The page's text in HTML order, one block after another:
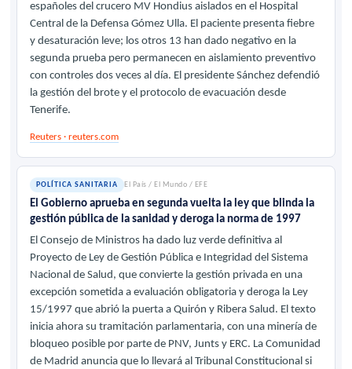
españoles del crucero MV Hondius aislados en el Hospital
Central de la Defensa Gómez Ulla. El paciente presenta fiebre
y desaturación leve; los otros 13 han dado negativo en la
segunda prueba pero permanecen en aislamiento preventivo
con controles dos veces al día. El presidente Sánchez defendió
la gestión del brote y el protocolo de evacuación desde
Tenerife.
Reuters · reuters.com
POLÍTICA SANITARIA El País / El Mundo / EFE
El Gobierno aprueba en segunda vuelta la ley que blinda la
gestión pública de la sanidad y deroga la norma de 1997
El Consejo de Ministros ha dado luz verde definitiva al
Proyecto de Ley de Gestión Pública e Integridad del Sistema
Nacional de Salud, que convierte la gestión privada en una
excepción sometida a evaluación obligatoria y deroga la Ley
15/1997 que abrió la puerta a Quirón y Ribera Salud. El texto
inicia ahora su tramitación parlamentaria, con una minería de
bloqueo posible por parte de PNV, Junts y ERC. La Comunidad
de Madrid anuncia que lo llevará al Tribunal Constitucional si